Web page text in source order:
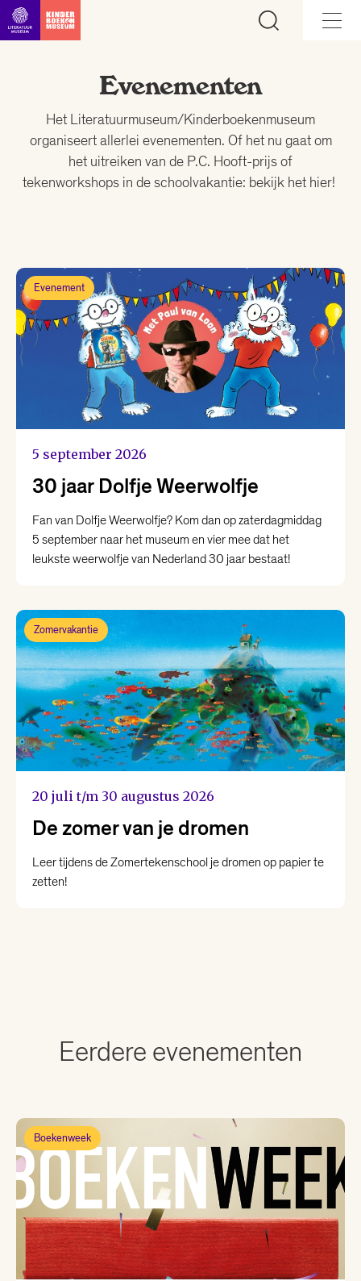
Ga direct naar inhoud
Evenementen
Het Literatuurmuseum/Kinderboekenmuseum
organiseert allerlei evenementen. Of het nu gaat om
het uitreiken van de P.C. Hooft-prijs of
tekenworkshops in de schoolvakantie: bekijk het hier!
Evenement
5 september 2026
30 jaar Dolfje Weerwolfje
Fan van Dolfje Weerwolfje? Kom dan op zaterdagmiddag
5 september naar het museum en vier mee dat het
leukste weerwolfje van Nederland 30 jaar bestaat!
Zomervakantie
20 juli t/m 30 augustus 2026
De zomer van je dromen
Leer tijdens de Zomertekenschool je dromen op papier te
zetten!
Eerdere evenementen
Boekenweek